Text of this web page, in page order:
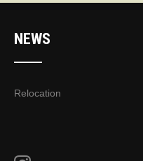
NEWS
Relocation